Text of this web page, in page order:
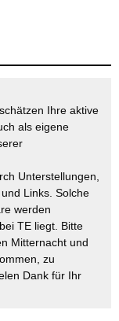
Ihre aktive
als eigene
Unterstellungen,
Links. Solche
werden
TE liegt. Bitte
Mitternacht und
zu
Dank für Ihr